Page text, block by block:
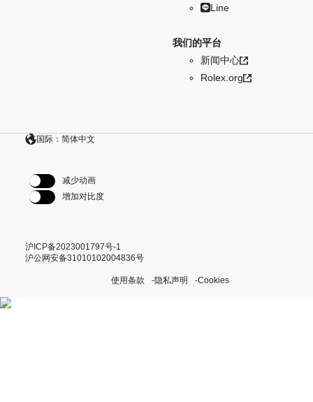
Line
我们的平台
新闻中心
Rolex.org
国际：简体中文
减少动画
增加对比度
沪ICP备2023001797号-1
沪公网安备31010102004836号
使用条款 隐私声明 Cookies